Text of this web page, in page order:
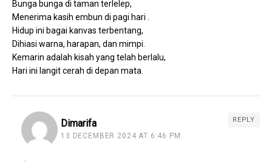
Bunga bunga di taman terlelep,
Menerima kasih embun di pagi hari .
Hidup ini bagai kanvas terbentang,
Dihiasi warna, harapan, dan mimpi.
Kemarin adalah kisah yang telah berlalu,
Hari ini langit cerah di depan mata.
Dimarifa
13 DECEMBER 2024 AT 6:46 PM
REPLY